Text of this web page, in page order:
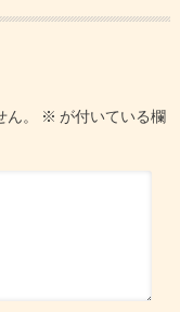
。 ※ が付いている欄